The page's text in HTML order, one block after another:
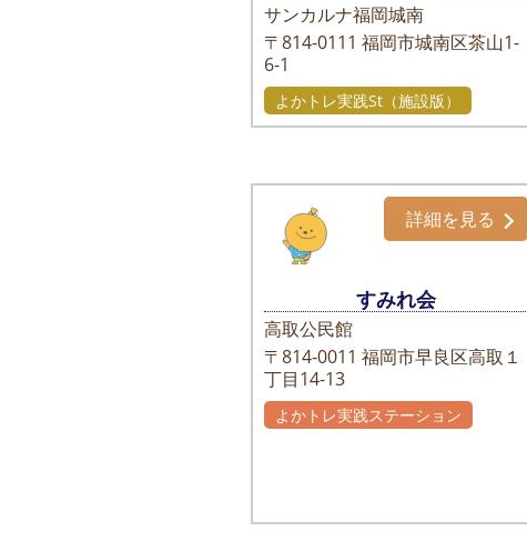
サンカルナ福岡城南
〒814-0111 福岡市城南区茶山1-
6-1
よかトレ実践St（施設版）
すみれ会
高取公民館
〒814-0011 福岡市早良区高取１
丁目14-13
詳細を見る
よかトレ実践ステーション